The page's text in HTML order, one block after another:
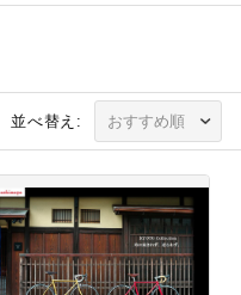
並べ替え: